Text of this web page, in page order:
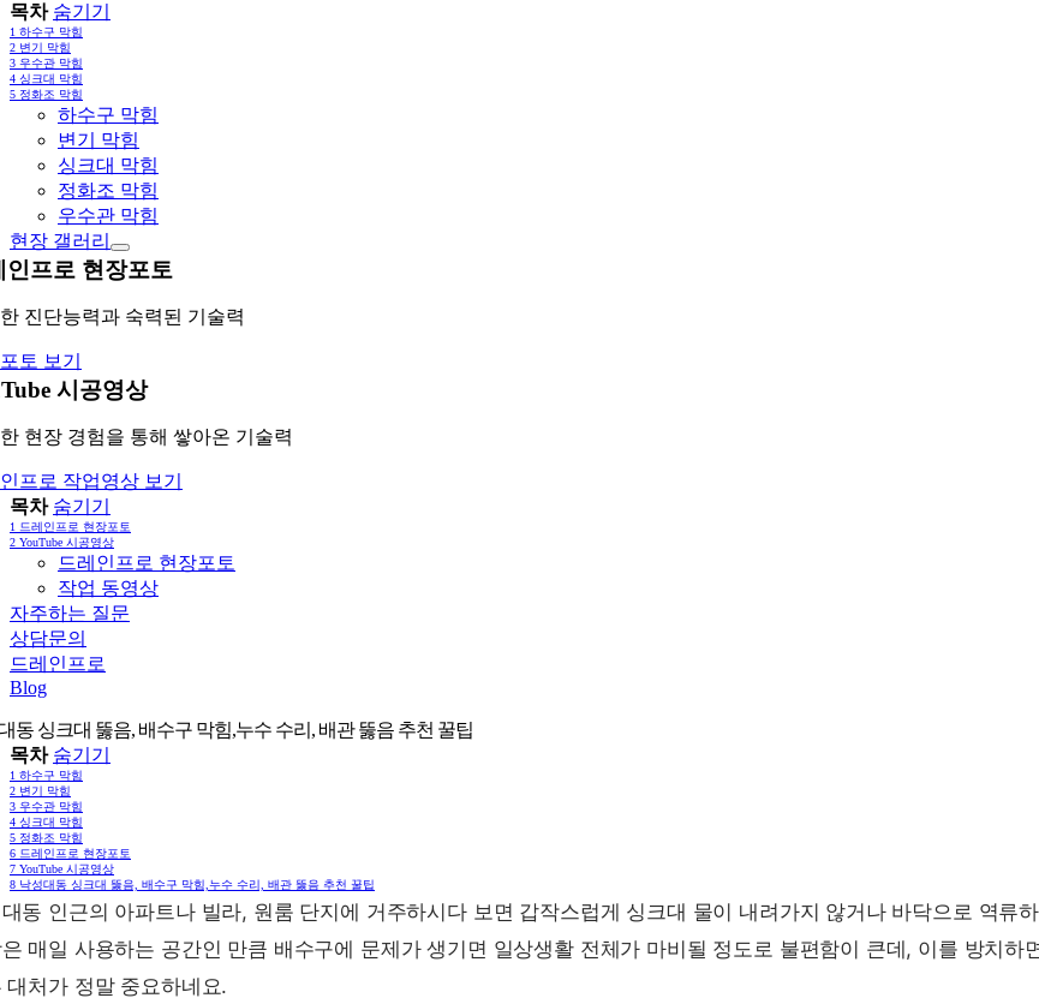
목차 숨기기
1 하수구 막힘
2 변기 막힘
3 우수관 막힘
4 싱크대 막힘
5 정화조 막힘
하수구 막힘
변기 막힘
싱크대 막힘
정화조 막힘
우수관 막힘
현장 갤러리
인프로 현장포토
진단능력과 숙력된 기술력
토 보기
시공영상
현장 경험을 통해 쌓아온 기술력
프로 작업영상 보기
목차 숨기기
1 드레인프로 현장포토
2 YouTube 시공영상
드레인프로 현장포토
작업 동영상
자주하는 질문
상담문의
드레인프로
Blog
동 싱크대 뚫음, 배수구 막힘,누수 수리, 배관 뚫음 추천 꿀팁
목차 숨기기
1 하수구 막힘
2 변기 막힘
3 우수관 막힘
4 싱크대 막힘
5 정화조 막힘
6 드레인프로 현장포토
7 YouTube 시공영상
8 낙성대동 싱크대 뚫음, 배수구 막힘,누수 수리, 배관 뚫음 추천 꿀팁
동 인근의 아파트나 빌라, 원룸 단지에 거주하시다 보면 갑작스럽게 싱크대 물이 내려가지 않거나 바닥으로 역류
매일 사용하는 공간인 만큼 배수구에 문제가 생기면 일상생활 전체가 마비될 정도로 불편함이 큰데, 이를 방치하
대처가 정말 중요하네요.